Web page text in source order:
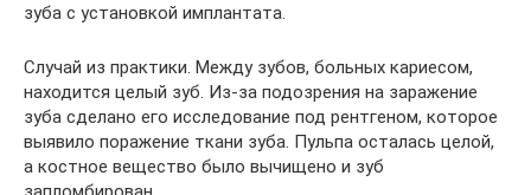
зуба с установкой имплантата.
Случай из практики. Между зубов, больных кариесом,
находится целый зуб. Из-за подозрения на заражение
зуба сделано его исследование под рентгеном, которое
выявило поражение ткани зуба. Пульпа осталась целой,
а костное вещество было вычищено и зуб